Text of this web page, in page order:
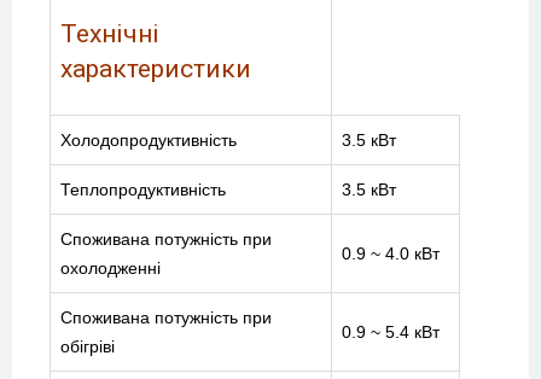
Технічні
характеристики
Холодопродуктивність 3.5 кВт
Теплопродуктивність 3.5 кВт
Споживана потужність при
охолодженні
0.9 ~ 4.0 кВт
Споживана потужність при
обігріві
0.9 ~ 5.4 кВт